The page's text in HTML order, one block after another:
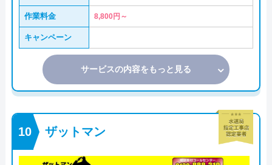
作業料金 8,800円～
キャンペーン
サービスの内容をもっと見る
ザットマン